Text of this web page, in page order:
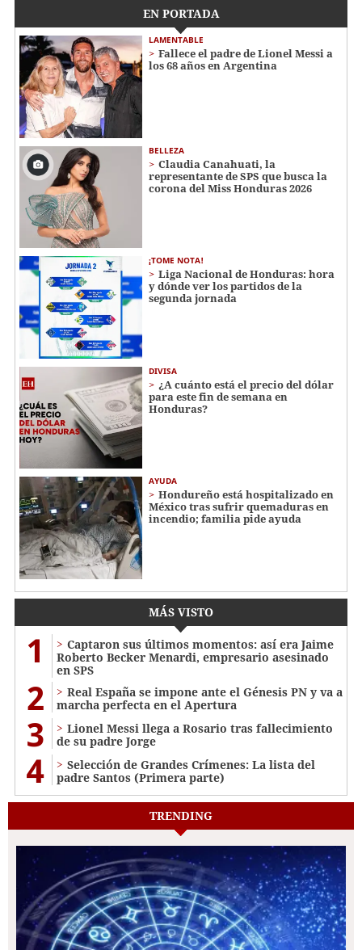
EN PORTADA
LAMENTABLE
Fallece el padre de Lionel Messi a
los 68 años en Argentina
BELLEZA
Claudia Canahuati, la
representante de SPS que busca la
corona del Miss Honduras 2026
¡TOME NOTA!
Liga Nacional de Honduras: hora
y dónde ver los partidos de la
segunda jornada
DIVISA
¿A cuánto está el precio del dólar
para este fin de semana en
Honduras?
AYUDA
Hondureño está hospitalizado en
México tras sufrir quemaduras en
incendio; familia pide ayuda
MÁS VISTO
1
Captaron sus últimos momentos: así era Jaime
Roberto Becker Menardi​​​, empresario asesinado
en SPS
2
Real España se impone ante el Génesis PN y va a
marcha perfecta en el Apertura
3
Lionel Messi llega a Rosario tras fallecimiento
de su padre Jorge
4
Selección de Grandes Crímenes: La lista del
padre Santos (Primera parte)
TRENDING